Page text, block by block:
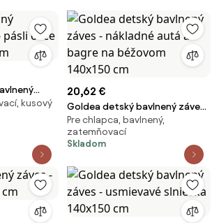
kusový
20,62 €
Goldea detský bavlnený záves
- nákladné autá a bagre na
béžovom 140x150 cm
Pre chlapca, bavlnený,
zatemňovací
Skladom